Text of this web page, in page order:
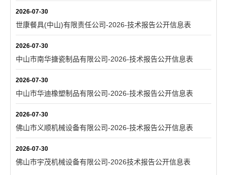
2026-07-30
世康餐具(中山)有限责任公司-2026-技术报告公开信息表
2026-07-30
中山市南华搪瓷制品有限公司-2026-技术报告公开信息表
2026-07-30
中山市华迪橡塑制品有限公司-2026-技术报告公开信息表
2026-07-30
佛山市义顺机械设备有限公司-2026-技术报告公开信息表
2026-07-30
佛山市宇茂机械设备有限公司-2026技术报告公开信息表